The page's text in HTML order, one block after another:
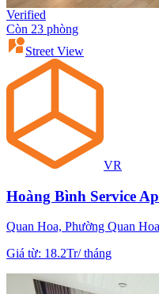
Verified
Còn 23 phòng
Street View
VR
Hoàng Bình Service
Quan Hoa, Phường Quan
Giá từ: 18.2Tr/tháng